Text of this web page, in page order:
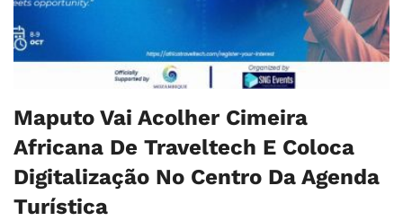
Maputo Vai Acolher Cimeira
Africana De Traveltech E Coloca
Digitalização No Centro Da Agenda
Turística